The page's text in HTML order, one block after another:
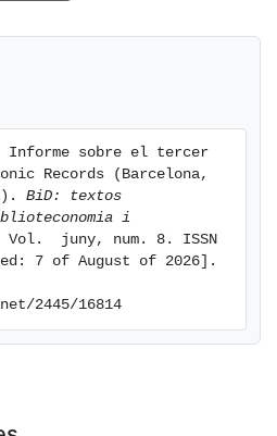
Informe sobre el tercer
Records (Barcelona,
BiD: textos
i
Vol.  juny, num. 8. ISSN
7 of August of 2026].
2445/16814